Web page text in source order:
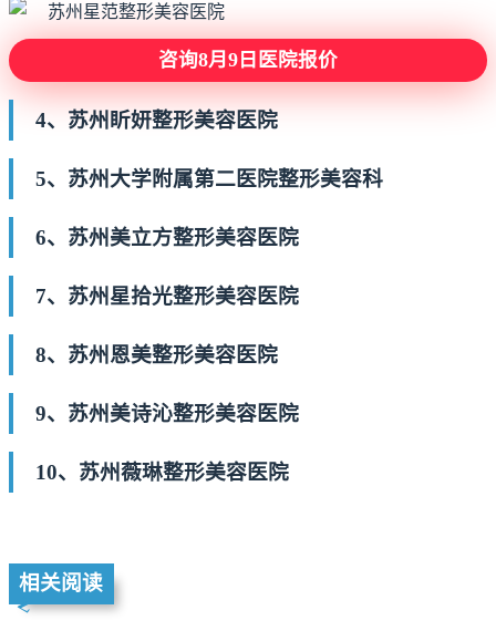
咨询8月9日医院报价
4、苏州盺妍整形美容医院
5、苏州大学附属第二医院整形美容科
6、苏州美立方整形美容医院
7、苏州星拾光整形美容医院
8、苏州恩美整形美容医院
9、苏州美诗沁整形美容医院
10、苏州薇琳整形美容医院
相关阅读